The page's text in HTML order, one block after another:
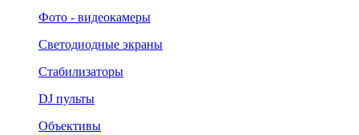
Фото - видеокамеры
Светодиодные экраны
Стабилизаторы
DJ пульты
Объективы